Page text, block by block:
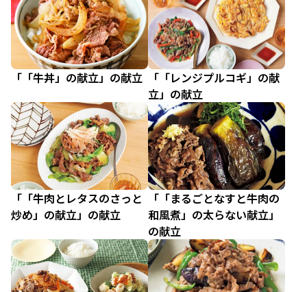
「「牛丼」の献立」の献立
「「レンジプルコギ」の献
立」の献立
「「牛肉とレタスのさっと
炒め」の献立」の献立
「「まるごとなすと牛肉の
和風煮」の太らない献立」
の献立